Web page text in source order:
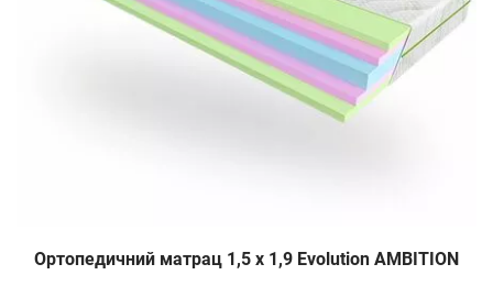
Ортопедичний матрац 1,5 х 1,9 Evolution AMBITION